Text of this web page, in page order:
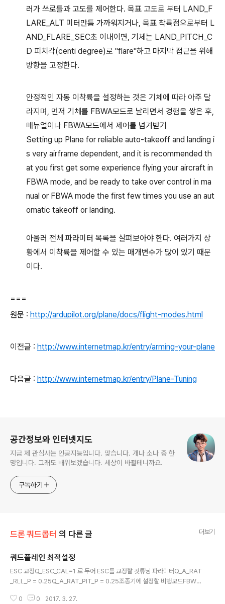
러가 쓰로틀과 고도를 제어한다. 목표 고도로 부터 LAND_F
LARE_ALT 미터만틈 가까워지거나, 목표 착륙점으로부터 L
AND_FLARE_SEC초 이내이면, 기체는 LAND_PITCH_C
D 피치각(centi degree)로 "flare"하고 마지막 접근을 위해
방향을 고정한다.
안정적인 자동 이착륙을 설정하는 것은 기체에 따라 아주 달
라지며, 먼저 기체를 FBWA모드로 날리면서 경험을 쌓은 후,
매뉴얼이나 FBWA모드에서 제어를 넘겨받기
Setting up Plane for reliable auto-takeoff and landing i
s very airframe dependent, and it is recommended th
at you first get some experience flying your aircraft in
FBWA mode, and be ready to take over control in ma
nual or FBWA mode the first few times you use an aut
omatic takeoff or landing.
아울러 전체 파라미터 목록을 살펴보아야 한다. 여러가지 상
황에서 이착륙을 제어할 수 있는 매개변수가 많이 있기 때문
이다.
===
원문 : http://ardupilot.org/plane/docs/flight-modes.html
이전글 : http://www.internetmap.kr/entry/arming-your-plane
다음글 : http://www.internetmap.kr/entry/Plane-Tuning
공간정보와 인터넷지도
지금 제 관심사는 인공지능입니다. 맞습니다. 개나 소나 중 한
명입니다. 그래도 배워보겠습니다. 세상이 바뀔테니까요.
구독하기
드론 쿼드콥터 의 다른 글 더보기
쿼드플레인 최적설정
ESC 교정Q_ESC_CAL=1 로 두어 ESC를 교정할 것튜닝 파라미터Q_A_RAT
_RLL_P = 0.25Q_A_RAT_PIT_P = 0.25조종기에 설정할 비행모드FBWA
D = 8 : 실속 속도보다 조금 높게Q_ASSIST_ANGLE = 20 : 20도 이상 기울
0 0 2017. 3. 27.